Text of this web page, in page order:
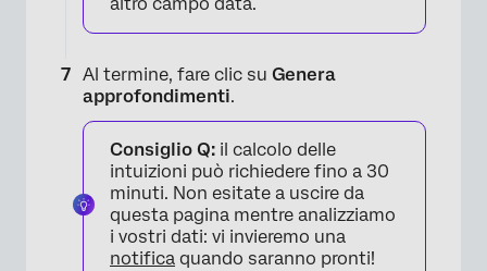
altro campo data.
Al termine, fare clic su Genera
approfondimenti.
Consiglio Q: il calcolo delle
intuizioni può richiedere fino a 30
minuti. Non esitate a uscire da
questa pagina mentre analizziamo
i vostri dati: vi invieremo una
notifica quando saranno pronti!